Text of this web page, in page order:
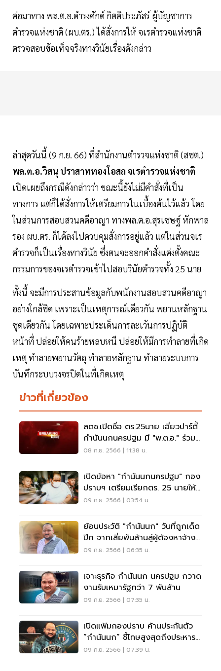
ต่อมาทาง พล.ต.อ.ดำรงศักด์ กิตติประภัสร์ ผู้บัญชาการ
ตำรวจแห่งชาติ (ผบ.ตร.) ได้สั่งการให้ จเรตำรวจแห่งชาติ
ตรวจสอบข้อเท็จจริงทางวินัยเรื่องดังกล่าว
ล่าสุดวันนี้ (9 ก.ย. 66) ที่สำนักงานตำรวจแห่งชาติ (สชต.)
พล.ต.อ.วิสนุ ปราสาททองโอสถ จเรตำรวจแห่งชาติ
เปิดเผยถึงกรณีดังกล่าวว่า ขณะนี้ยังไม่มีคำสั่งที่เป็น
ทางการ แต่ก็ได้สั่งการให้เตรียมการในเบื้องต้นไว้แล้ว โดย
ในส่วนการสอบสวนคดีอาญา ทางพล.ต.อ.สุรเชษฐ์ หักพาล
รอง ผบ.ตร. ก็ได้ลงไปควบคุมสั่งการอยู่แล้ว แต่ในส่วนจเร
ตำรวจก็เป็นเรื่องทางวินัย ซึ่งตนจะออกคำสั่งแต่งตั้งคณะ
กรรมการของจเรตำรวจเข้าไปสอบวินัยตำรวจทั้ง 25 นาย
ทั้งนี้ จะมีการประสานข้อมูลกับพนักงานสอบสวนคดีอาญา
อย่างใกล้ชิด เพราะเป็นเหตุการณ์เดียวกัน พยานหลักฐาน
ชุดเดียวกัน โดยเฉพาะประเด็นการละเว้นการปฏิบัติ
หน้าที่ ปล่อยให้คนร้ายหลบหนี ปล่อยให้มีการทำลายที่เกิด
เหตุ ทำลายพยานวัตถุ ทำลายหลักฐาน ทำลายระบบการ
บันทึกระบบวงจรปิดในที่เกิดเหตุ
ข่าวที่เกี่ยวข้อง
สตช.เปิดชื่อ ตร.25นาย เอี่ยวปาร์ตี้
กำนันนกนครปฐม มี "พ.ต.อ." ร่วม
วง 3 นาย
08 ก.ย. 2566 | 11:38 น.
เปิดข้อหา "กำนันนกนครปฐม" กอง
ปราบฯ เตรียมเรียกตร. 25 นายให้
ปากคำ
09 ก.ย. 2566 | 03:54 น.
ย้อนประวัติ "กำนันนก" วันที่ถูกเด็ด
ปีก จากเสี่ยพันล้านสู่ผู้ต้องหาจ้าง
ฆ่า
09 ก.ย. 2566 | 06:35 น.
เจาะธุรกิจ กำนันนก นครปฐม กวาด
งานรับเหมารัฐกว่า 7 พันล้าน
09 ก.ย. 2566 | 07:35 น.
เปิดแฟ้มกองปราบ ค้านประกันตัว
“กำนันนก” ชี้โทษสูงสุดถึงประหาร
ชีวิต
09 ก.ย. 2566 | 07:39 น.